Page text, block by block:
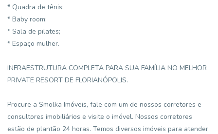
* Quadra de tênis;
* Baby room;
* Sala de pilates;
* Espaço mulher.
INFRAESTRUTURA COMPLETA PARA SUA FAMÍLIA NO MELHOR
PRIVATE RESORT DE FLORIANÓPOLIS.
Procure a Smolka Imóveis, fale com um de nossos corretores e
consultores imobiliários e visite o imóvel. Nossos corretores
estão de plantão 24 horas. Temos diversos imóveis para atender